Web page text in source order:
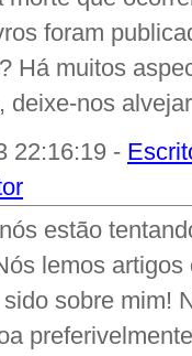
foram
Há muitos
deixe-nos
22:16:19 -
estão
lemos
sobre mim!